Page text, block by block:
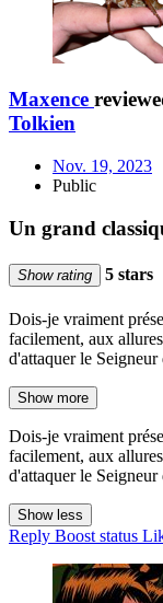
Maxence
Tolkien
Nov. 19, 2023
Public
Un grand
Show rating 5 stars
Dois-je vraiment
facilement, aux
d'attaquer le Seigneur
Show more
Dois-je vraiment
facilement, aux
d'attaquer le Seigneur
Show less
Reply Boost status